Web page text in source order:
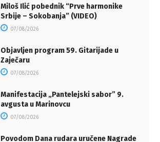
Miloš Ilić pobednik “Prve harmonike
Srbije – Sokobanja” (VIDEO)
07/08/2026
Objavljen program 59. Gitarijade u
Zaječaru
07/08/2026
Manifestacija „Pantelejski sabor” 9.
avgusta u Marinovcu
07/08/2026
Povodom Dana rudara uručene Nagrade